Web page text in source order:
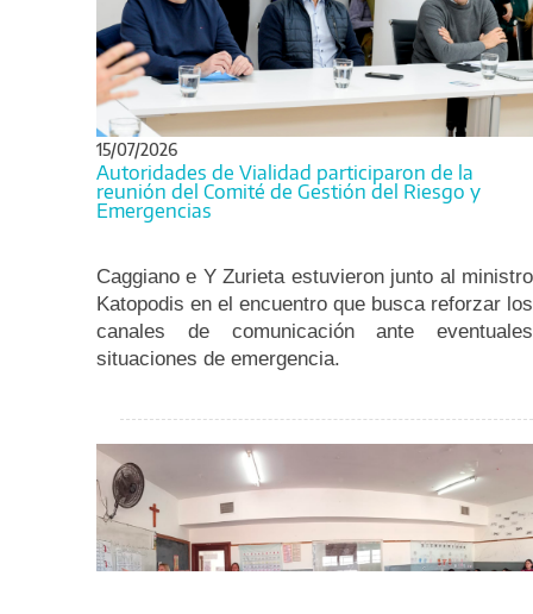
15/07/2026
Autoridades de Vialidad participaron de la
reunión del Comité de Gestión del Riesgo y
Emergencias
Caggiano e Y Zurieta estuvieron junto al ministro
Katopodis en el encuentro que busca reforzar los
canales de comunicación ante eventuales
situaciones de emergencia.